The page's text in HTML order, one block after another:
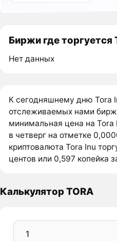
Биржи где торгуется
Нет данных
К сегодняшнему дню Tora
отслеживаемых нами
минимальная цена на Tora
в четверг на отметке
криптовалюта Tora Inu
центов или 0,597 копейка
Калькулятор TORA